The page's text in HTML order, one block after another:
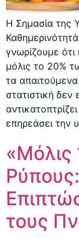
Η Σημασία της
γνωρίζουμε ότι
μόλις το 20%
τα
στατιστική
επηρεάσει την
τους